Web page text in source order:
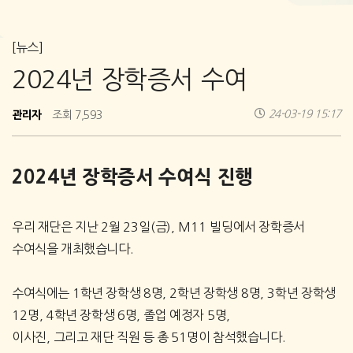
[뉴스]
2024년 장학증서 수여
관리자 조회 7,593 24-03-19 15:17
2024년 장학증서 수여식 진행
우리 재단은 지난 2월 23일(금), M11 빌딩에서 장학증서
수여식을 개최했습니다.
수여식에는 1 학년 장학생 8명 , 2학년 장학생 8명 , 3학년 장학생
12 명 , 4학년 장학생 6명 졸업 예정자 5명
이사진
그리고 재단 직원 등 총 51 명이 참석했습니다.